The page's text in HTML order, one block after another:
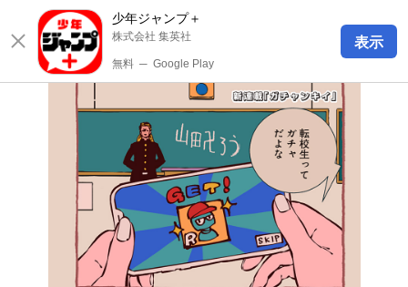
少年ジャンプ＋
株式会社 集英社
無料 ─ Google Play
表示